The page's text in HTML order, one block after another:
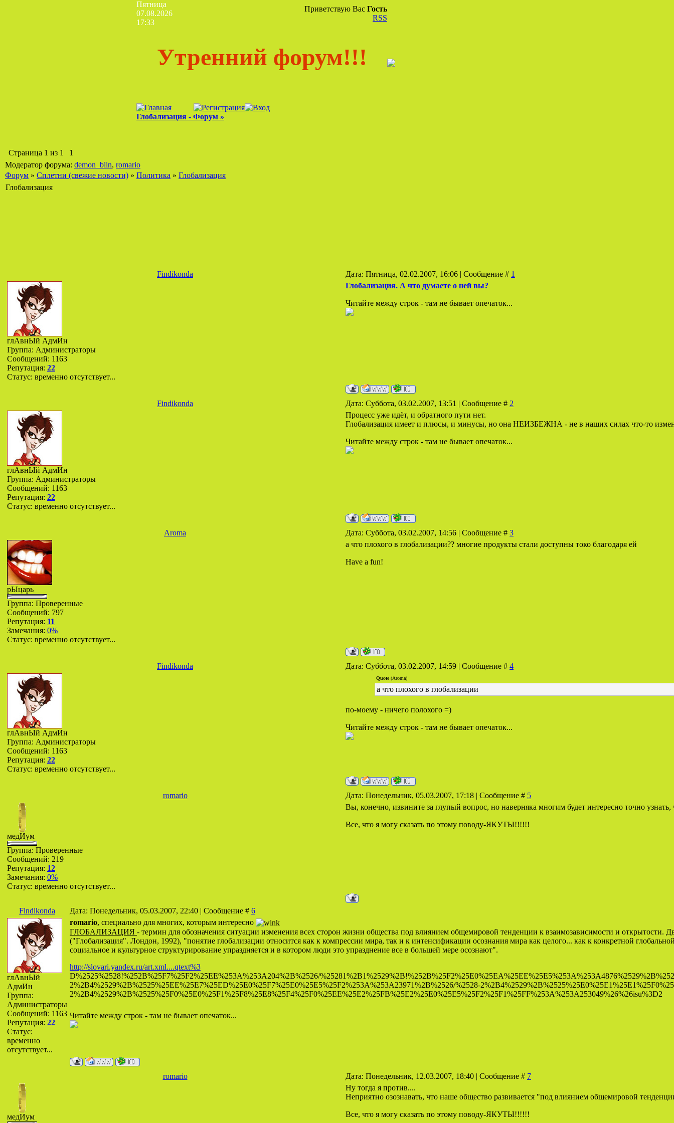
Пятница
07.08.2026
17:33
Приветствую Вас Гость
RSS
Утренний форум!!!
Глобализация - Форум »
Страница 1 из 1
1
Модератор форума: demon_blin, romario
Форум » Сплетни (свежие новости) » Политика » Глобализация
Глобализация
Findikonda Дата: Пятница, 02.02.2007, 16:06 | Сообщение # 1
глАвнЫй АдмИн
Группа: Администраторы
Сообщений: 1163
Репутация: 22
Статус: временно отсутствует...
Глобализация. А что думаете о ней вы?
Читайте между строк - там не бывает опечаток...
Findikonda Дата: Суббота, 03.02.2007, 13:51 | Сообщение # 2
глАвнЫй АдмИн
Группа: Администраторы
Сообщений: 1163
Репутация: 22
Статус: временно отсутствует...
Процесс уже идёт, и обратного пути нет.
Глобализация имеет и плюсы, и минусы, но она НЕИЗБЕЖНА - не в наших силах что-то
Читайте между строк - там не бывает опечаток...
Aroma Дата: Суббота, 03.02.2007, 14:56 | Сообщение # 3
рЫцарь
Группа: Проверенные
Сообщений: 797
Репутация: 11
Замечания: 0%
Статус: временно отсутствует...
а что плохого в глобализации?? многие продукты стали доступны токо благодаря ей
Have a fun!
Findikonda Дата: Суббота, 03.02.2007, 14:59 | Сообщение # 4
глАвнЫй АдмИн
Группа: Администраторы
Сообщений: 1163
Репутация: 22
Статус: временно отсутствует...
Quote(Aroma)
а что плохого в глобализации
по-моему - ничего полохого =)
Читайте между строк - там не бывает опечаток...
romario Дата: Понедельник, 05.03.2007, 17:18 | Сообщение # 5
медИум
Группа: Проверенные
Сообщений: 219
Репутация: 12
Замечания: 0%
Статус: временно отсутствует...
Вы, конечно, извините за глупый вопрос, но наверняка многим будет интересно точно
Все, что я могу сказать по этому поводу-ЯКУТЫ!!!!!!
Findikonda Дата: Понедельник, 05.03.2007, 22:40 | Сообщение # 6
глАвнЫй
АдмИн
Группа:
Администраторы
Сообщений: 1163
Репутация: 22
Статус:
временно
отсутствует...
romario, специально для многих, которым интересно
ГЛОБАЛИЗАЦИЯ - термин для обозначения ситуации изменения всех сторон жизни общества под влиянием общемировой тенденции к взаимозависимости и
("Глобализация". Лондон, 1992), "понятие глобализации относится как к компрессии мира, так и к интенсификации осознания мира как целого... как к конкретной
социальное и культурное структурирование упраздняется и в котором люди это упразднение все в большей мере осознают".
http://slovari.yandex.ru/art.xml....qtext%3
D%2525%2528!%252B%25F7%25F2%25EE%253A%253A204%2B%2526/
2%2B4%2529%2B%2525%25EE%25E7%25ED%25E0%25F7%25E0%25E5%25F2%253A%253A23971%2B%2526/%2528-
2%2B4%2529%2B%2525%25F0%25E0%25F1%25F8%25E8%25F4%25F0%25EE%25E2%25FB%25E2%25E0%25E5%25F2%25F1%25FF%253A%253A253049%26%26isu%3D2
Читайте между строк - там не бывает опечаток...
romario Дата: Понедельник, 12.03.2007, 18:40 | Сообщение # 7
медИум
Ну тогда я против....
Неприятно озознавать, что наше общество развивается "под влиянием общемировой
Все, что я могу сказать по этому поводу-ЯКУТЫ!!!!!!